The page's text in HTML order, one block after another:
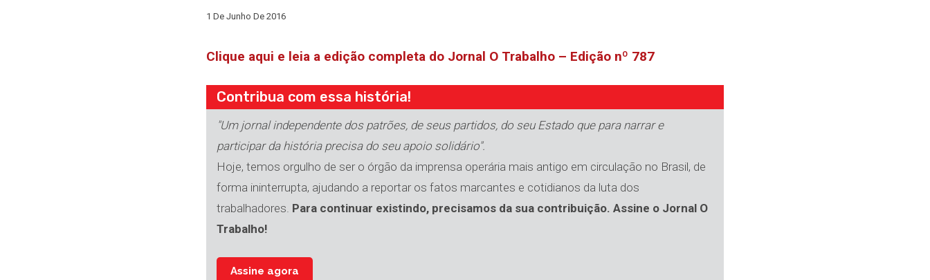
1 De Junho De 2016
Clique aqui e leia a edição completa do Jornal O Trabalho – Edição nº 787
Contribua com essa história!
"Um jornal independente dos patrões, de seus partidos, do seu Estado que para narrar e
participar da história precisa do seu apoio solidário".
Hoje, temos orgulho de ser o órgão da imprensa operária mais antigo em circulação no Brasil, de
forma ininterrupta, ajudando a reportar os fatos marcantes e cotidianos da luta dos
trabalhadores. Para continuar existindo, precisamos da sua contribuição. Assine o Jornal O
Trabalho!
Assine agora